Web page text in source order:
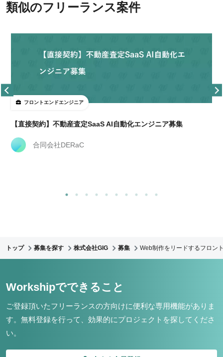
類似のフリーランス案件
フロントエンドエンジニア
【直接契約】不動産査定SaaS AI自動化エンジニア募集
合同会社DERaC
トップ 募集を探す 株式会社GIG 募集 Web制作をリードするフロン
Workshipでできること
ご登録頂いたフリーランスの方向けに便利な専用機能がありま
す。 無料登録を行って、効果的にプロジェクトを探してくださ
い。